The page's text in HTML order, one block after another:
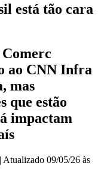
está tão cara
ao CNN Infra
mas
que estão
impactam
| Atualizado 09/05/26 às